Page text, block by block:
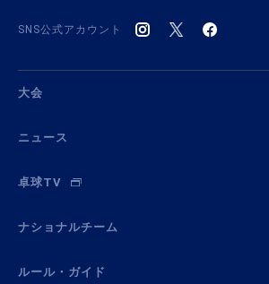
SNS公式アカウント
大会
ニュース
卓球TV
ナショナルチーム
ルール・ガイド